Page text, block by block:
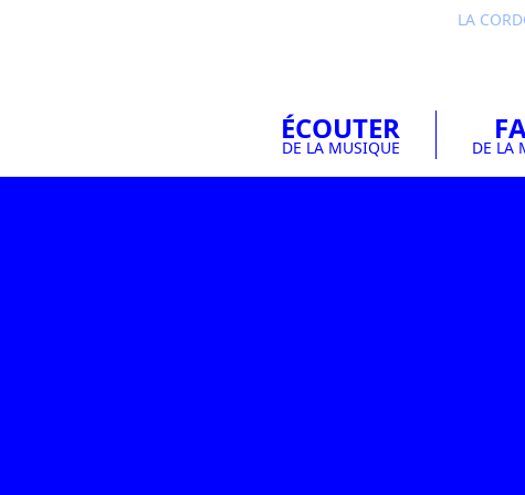
LA
ÉCOUTER
DE LA MUSIQUE DE LA